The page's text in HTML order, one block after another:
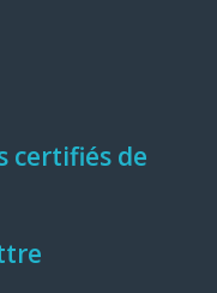
certifiés de